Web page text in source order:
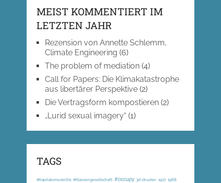
MEIST KOMMENTIERT IM
LETZTEN JAHR
Rezension von Annette Schlemm,
Climate Engineering (6)
The problem of mediation(4)
Call for Papers: Die Klimakatastrophe
aus libertärer Perspektive(2)
Die Vertragsform kompostieren(2)
„Lurid sexual imagery“ (1)
TAGS
#Kapitalismuskritik; #Klassengesellschaft #occupy 3d-drucker 1917 1968